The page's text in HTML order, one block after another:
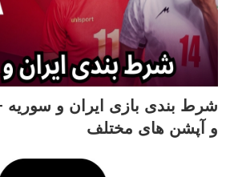
شرط بندی بازی ایران و سوریه
و آپشن های مختلف